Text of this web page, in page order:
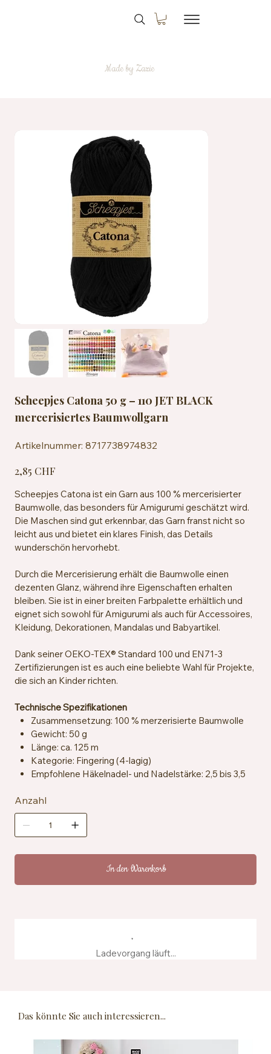
Made by Zazie
Scheepjes Catona 50 g – 110 JET BLACK
mercerisiertes Baumwollgarn
Artikelnummer: 8717738974832
8717738974832
2,85 CHF
Scheepjes Catona ist ein Garn aus 100 % mercerisierter
Baumwolle, das besonders für Amigurumi geschätzt wird.
Die Maschen sind gut erkennbar, das Garn franst nicht so
leicht aus und bietet ein klares Finish, das Details
wunderschön hervorhebt.
Durch die Mercerisierung erhält die Baumwolle einen
dezenten Glanz, während ihre Eigenschaften erhalten
bleiben. Sie ist in einer breiten Farbpalette erhältlich und
eignet sich sowohl für Amigurumi als auch für Accessoires,
Kleidung, Dekorationen, Mandalas und Babyartikel.
Dank seiner OEKO-TEX® Standard 100 und EN71-3
Zertifizierungen ist es auch eine beliebte Wahl für Projekte,
die sich an Kinder richten.
Technische Spezifikationen
Zusammensetzung: 100 % merzerisierte Baumwolle
Gewicht: 50 g
Länge: ca. 125 m
Kategorie: Fingering (4-lagig)
Empfohlene Häkelnadel- und Nadelstärke: 2,5 bis 3,5
Maschenprobe: ca. 26 Maschen x 36 Reihen = 10 x 10
cm mit 2,5 mm Nadeln
Zertifizierung: OEKO-TEX® Standard 100, EN71-3
Pflegehinweise: Maschinenwaschbar bei 40 °C
Herstellung: Hergestellt aus recyceltem
Anzahl
In den Warenkorb
Ladevorgang läuft...
Das könnte Sie auch interessieren...